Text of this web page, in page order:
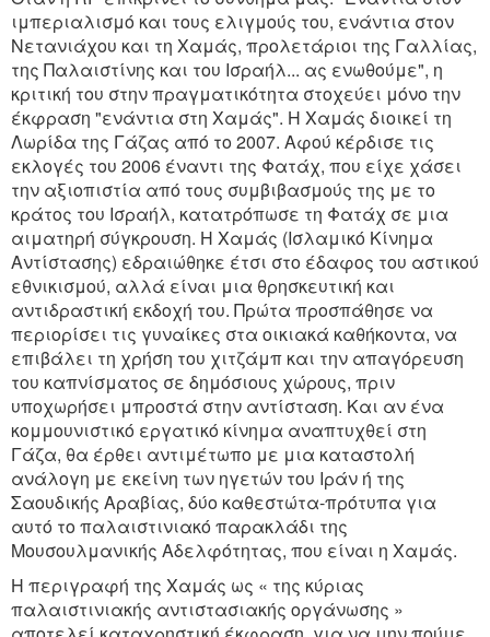
ιμπεριαλισμό και τους ελιγμούς του, ενάντια στον
Νετανιάχου και τη Χαμάς, προλετάριοι της Γαλλίας,
της Παλαιστίνης και του Ισραήλ... ας ενωθούμε", η
κριτική του στην πραγματικότητα στοχεύει μόνο την
έκφραση "ενάντια στη Χαμάς". Η Χαμάς διοικεί τη
Λωρίδα της Γάζας από το 2007. Αφού κέρδισε τις
εκλογές του 2006 έναντι της Φατάχ, που είχε χάσει
την αξιοπιστία από τους συμβιβασμούς της με το
κράτος του Ισραήλ, κατατρόπωσε τη Φατάχ σε μια
αιματηρή σύγκρουση. Η Χαμάς (Ισλαμικό Κίνημα
Αντίστασης) εδραιώθηκε έτσι στο έδαφος του αστικού
εθνικισμού, αλλά είναι μια θρησκευτική και
αντιδραστική εκδοχή του. Πρώτα προσπάθησε να
περιορίσει τις γυναίκες στα οικιακά καθήκοντα, να
επιβάλει τη χρήση του χιτζάμπ και την απαγόρευση
του καπνίσματος σε δημόσιους χώρους, πριν
υποχωρήσει μπροστά στην αντίσταση. Και αν ένα
κομμουνιστικό εργατικό κίνημα αναπτυχθεί στη
Γάζα, θα έρθει αντιμέτωπο με μια καταστολή
ανάλογη με εκείνη των ηγετών του Ιράν ή της
Σαουδικής Αραβίας, δύο καθεστώτα-πρότυπα για
αυτό το παλαιστινιακό παρακλάδι της
Μουσουλμανικής Αδελφότητας, που είναι η Χαμάς.
Η περιγραφή της Χαμάς ως « της κύριας
παλαιστινιακής αντιστασιακής οργάνωσης »